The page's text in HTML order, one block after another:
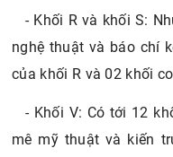
- Khối R và khối S:
nghệ thuật và báo chí
của khối R và 02 khối
- Khối V: Có tới 12
mê mỹ thuật và kiến